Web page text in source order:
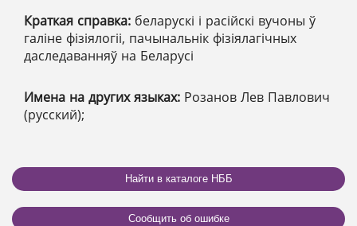
Краткая справка: беларускі і расійскі вучоны ў
галіне фізіялогіі, пачынальнік фізіялагічных
даследаванняў на Беларусі
Имена на других языках: Розанов Лев Павлович
(русский);
Найти в каталоге НББ
Сообщить об ошибке